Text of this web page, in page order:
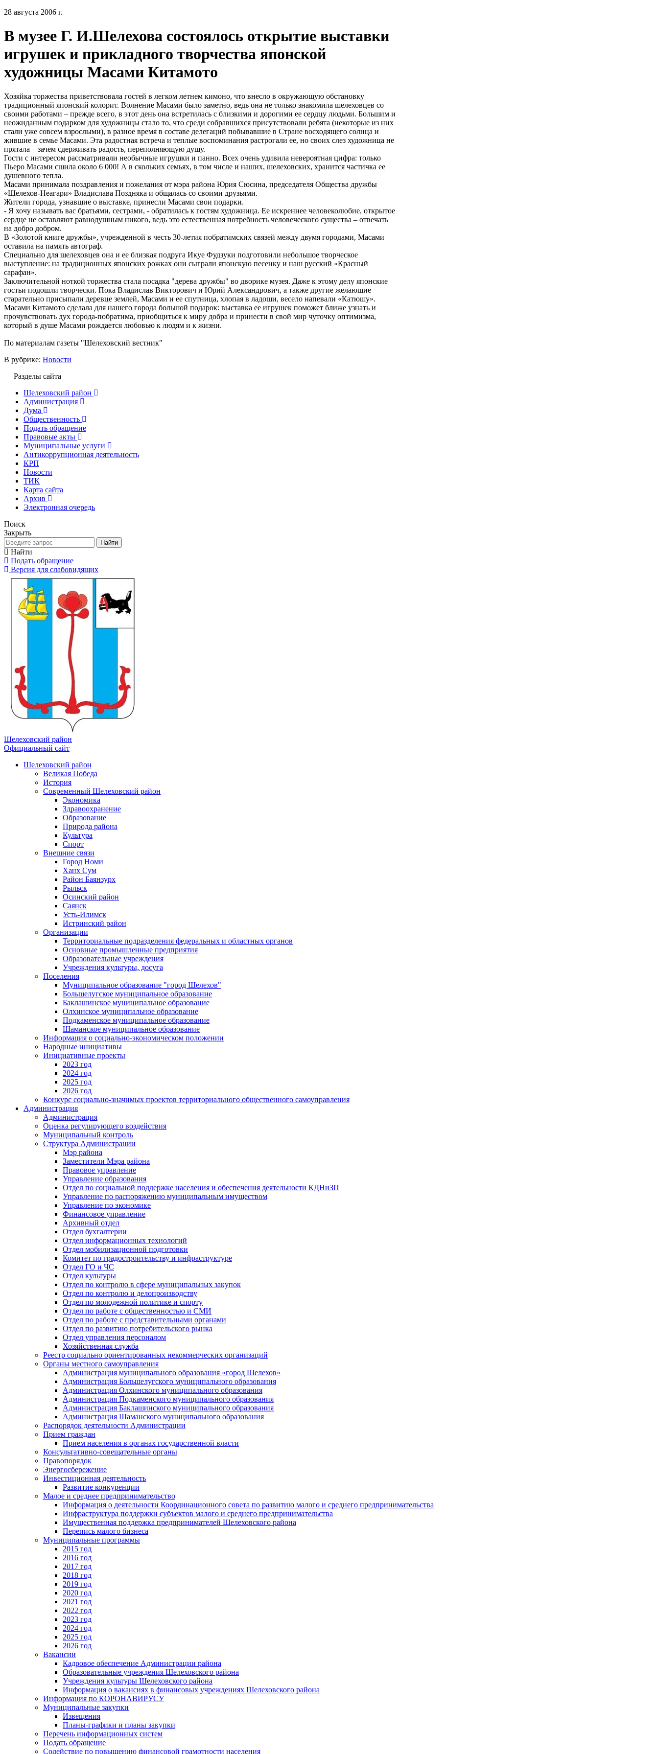
28 августа 2006 г.
В музее Г. И.Шелехова состоялось открытие выставки
игрушек и прикладного творчества японской
художницы Масами Китамото
Хозяйка торжества приветствовала гостей в легком летнем кимоно, что внесло в окружающую обстановку
традиционный японский колорит. Волнение Масами было заметно, ведь она не только знакомила шелеховцев со
своими работами – прежде всего, в этот день она встретилась с близкими и дорогими ее сердцу людьми. Большим и
неожиданным подарком для художницы стало то, что среди собравшихся присутствовали ребята (некоторые из них
стали уже совсем взрослыми), в разное время в составе делегаций побывавшие в Стране восходящего солнца и
жившие в семье Масами. Эта радостная встреча и теплые воспоминания растрогали ее, но своих слез художница не
прятала – зачем сдерживать радость, переполняющую душу.
Гости с интересом рассматривали необычные игрушки и панно. Всех очень удивила невероятная цифра: только
Пьеро Масами сшила около 6 000! А в скольких семьях, в том числе и наших, шелеховских, хранится частичка ее
душевного тепла.
Масами принимала поздравления и пожелания от мэра района Юрия Сюсина, председателя Общества дружбы
«Шелехов-Неагари» Владислава Поздняка и общалась со своими друзьями.
Жители города, узнавшие о выставке, принесли Масами свои подарки.
- Я хочу называть вас братьями, сестрами, - обратилась к гостям художница. Ее искреннее человеколюбие, открытое
сердце не оставляют равнодушным никого, ведь это естественная потребность человеческого существа – отвечать
на добро добром.
В «Золотой книге дружбы», учрежденной в честь 30-летия побратимских связей между двумя городами, Масами
оставила на память автограф.
Специально для шелеховцев она и ее близкая подруга Икуе Фудзуки подготовили небольшое творческое
выступление: на традиционных японских рожках они сыграли японскую песенку и наш русский «Красный
сарафан».
Заключительной ноткой торжества стала посадка "дерева дружбы" во дворике музея. Даже к этому делу японские
гостьи подошли творчески. Пока Владислав Викторович и Юрий Александрович, а также другие желающие
старательно присыпали деревце землей, Масами и ее спутница, хлопая в ладоши, весело напевали «Катюшу».
Масами Китамото сделала для нашего города большой подарок: выставка ее игрушек поможет ближе узнать и
прочувствовать дух города-побратима, приобщиться к миру добра и принести в свой мир чуточку оптимизма,
который в душе Масами рождается любовью к людям и к жизни.
По материалам газеты "Шелеховский вестник"
В рубрике: Новости
Разделы сайта
Шелеховский район
Администрация
Дума
Общественность
Подать обращение
Правовые акты
Муниципальные услуги
Антикоррупционная деятельность
КРП
Новости
ТИК
Карта сайта
Архив
Электронная очередь
Поиск
Закрыть
Найти
Найти
Подать обращение
Версия для слабовидящих
Шелеховский район
Официальный сайт
Шелеховский район
Великая Победа
История
Современный Шелеховский район
Экономика
Здравоохранение
Образование
Природа района
Культура
Спорт
Внешние связи
Город Номи
Ханх Сум
Район Баянзурх
Рыльск
Осинский район
Саянск
Усть-Илимск
Истринский район
Организации
Территориальные подразделения федеральных и областных органов
Основные промышленные предприятия
Образовательные учреждения
Учреждения культуры, досуга
Поселения
Муниципальное образование "город Шелехов"
Большелугское муниципальное образование
Баклашинское муниципальное образование
Олхинское муниципальное образование
Подкаменское муниципальное образование
Шаманское муниципальное образование
Информация о социально-экономическом положении
Народные инициативы
Инициативные проекты
2023 год
2024 год
2025 год
2026 год
Конкурс социально-значимых проектов территориального общественного самоуправления
Администрация
Администрация
Оценка регулирующего воздействия
Муниципальный контроль
Структура Администрации
Мэр района
Заместители Мэра района
Правовое управление
Управление образования
Отдел по социальной поддержке населения и обеспечения деятельности КДНиЗП
Управление по распоряжению муниципальным имуществом
Управление по экономике
Финансовое управление
Архивный отдел
Отдел бухгалтерии
Отдел информационных технологий
Отдел мобилизационной подготовки
Комитет по градостроительству и инфраструктуре
Отдел ГО и ЧС
Отдел культуры
Отдел по контролю в сфере муниципальных закупок
Отдел по контролю и делопроизводству
Отдел по молодежной политике и спорту
Отдел по работе с общественностью и СМИ
Отдел по работе с представительными органами
Отдел по развитию потребительского рынка
Отдел управления персоналом
Хозяйственная служба
Реестр социально ориентированных некоммерческих организаций
Органы местного самоуправления
Администрация муниципального образования «город Шелехов»
Администрация Большелугского муниципального образования
Администрация Олхинского муниципального образования
Администрация Подкаменского муниципального образования
Администрация Баклашинского муниципального образования
Администрация Шаманского муниципального образования
Распорядок деятельности Администрации
Прием граждан
Прием населения в органах государственной власти
Консультативно-совещательные органы
Правопорядок
Энергосбережение
Инвестиционная деятельность
Развитие конкуренции
Малое и среднее предпринимательство
Информация о деятельности Координационного совета по развитию малого и среднего предпринимательства
Инфраструктура поддержки субъектов малого и среднего предпринимательства
Имущественная поддержка предпринимателей Шелеховского района
Перепись малого бизнеса
Муниципальные программы
2015 год
2016 год
2017 год
2018 год
2019 год
2020 год
2021 год
2022 год
2023 год
2024 год
2025 год
2026 год
Вакансии
Кадровое обеспечение Администрации района
Образовательные учреждения Шелеховского района
Учреждения культуры Шелеховского района
Информация о вакансиях в финансовых учреждениях Шелеховского района
Информация по КОРОНАВИРУСУ
Муниципальные закупки
Извещения
Планы-графики и планы закупки
Перечень информационных систем
Подать обращение
Содействие по повышению финансовой грамотности населения